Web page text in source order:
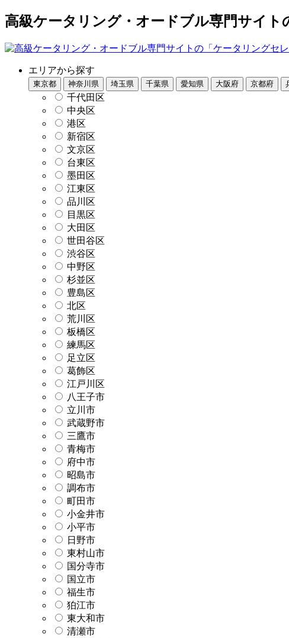
高級ケータリング・オードブル専門サイト
エリアから探す
東京都 神奈川県 埼玉県 千葉県 愛知県 大阪府 京都府
千代田区
中央区
港区
新宿区
文京区
台東区
墨田区
江東区
品川区
目黒区
大田区
世田谷区
渋谷区
中野区
杉並区
豊島区
北区
荒川区
板橋区
練馬区
足立区
葛飾区
江戸川区
八王子市
立川市
武蔵野市
三鷹市
青梅市
府中市
昭島市
調布市
町田市
小金井市
小平市
日野市
東村山市
国分寺市
国立市
福生市
狛江市
東大和市
清瀬市